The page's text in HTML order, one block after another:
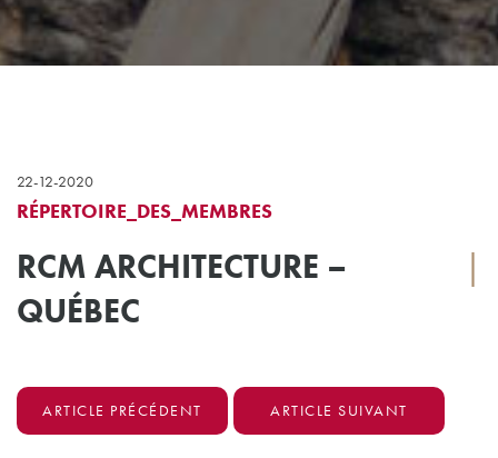
22-12-2020
RÉPERTOIRE_DES_MEMBRES
RCM ARCHITECTURE –
QUÉBEC
|
ARTICLE PRÉCÉDENT ARTICLE SUIVANT